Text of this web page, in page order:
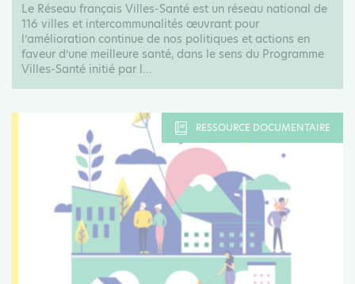
Le Réseau français Villes-Santé est un réseau national de
116 villes et intercommunalités œuvrant pour
l’amélioration continue de nos politiques et actions en
faveur d’une meilleure santé, dans le sens du Programme
Villes-Santé initié par l...
RESSOURCE DOCUMENTAIRE